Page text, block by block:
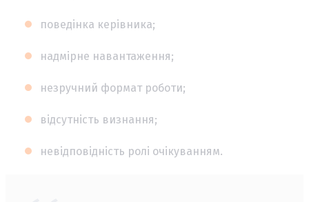
поведінка керівника;
надмірне навантаження;
незручний формат роботи;
відсутність визнання;
невідповідність ролі очікуванням.